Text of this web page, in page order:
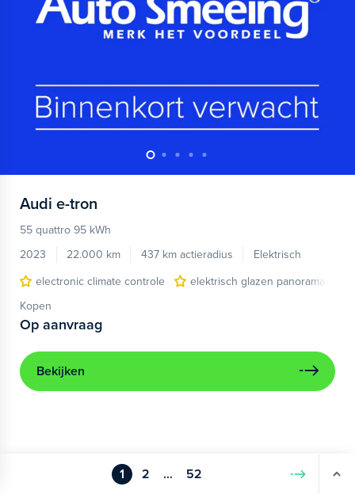
Audi e-tron
55 quattro 95 kWh
2023
22.000 km 437 km actieradius
Elektrisch
electronic climate controle
elektrisch glazen panorama-dak
Kopen
Op aanvraag
Bekijken
1 2 ... 52 Volgende